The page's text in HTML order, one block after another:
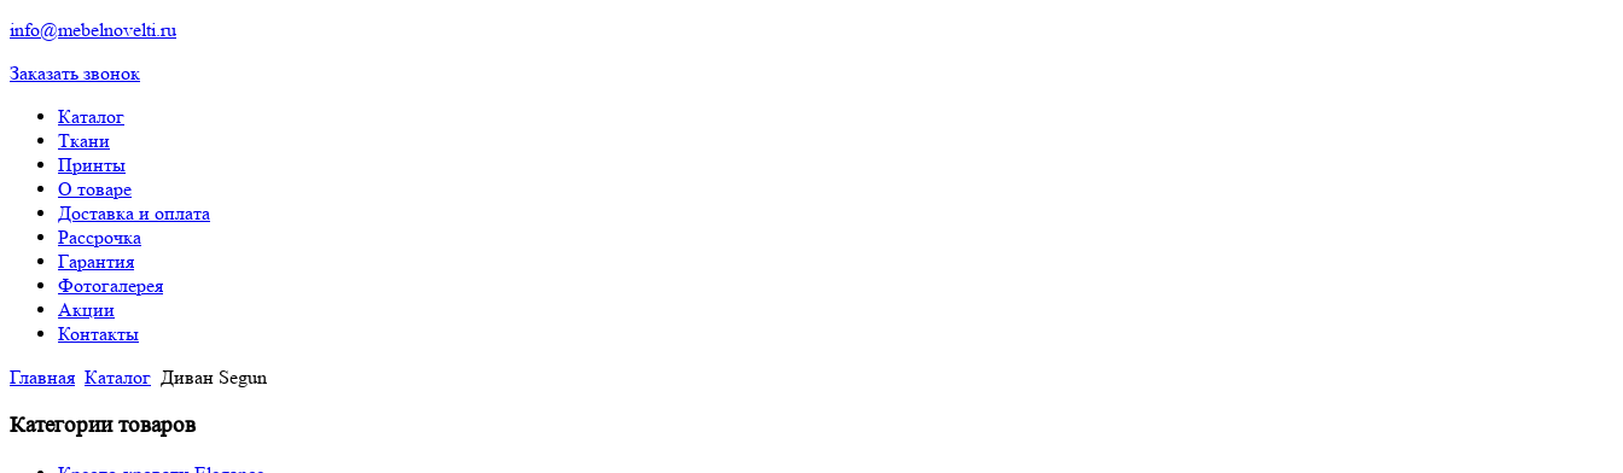
info@mebelnovelti.ru
Заказать звонок
Каталог
Ткани
Принты
О товаре
Доставка и оплата
Рассрочка
Гарантия
Фотогалерея
Акции
Контакты
Главная Каталог Диван Segun
Категории товаров